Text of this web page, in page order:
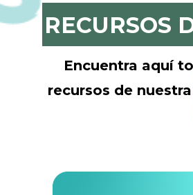
RECURSOS
Encuentra aquí
recursos de